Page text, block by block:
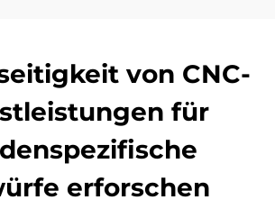
von CNC-
für
erforschen